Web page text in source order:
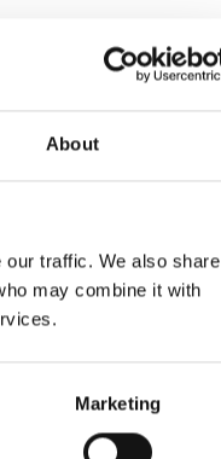
About
traffic. We also share
may combine it with
Marketing